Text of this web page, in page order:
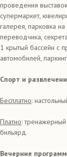
проведения
супермаркет,
галерея, парковка
переводчика,
1 крытый бассейн с
автомобилей,
Спорт и
Бесплатно:
Платно: тренажерный
бильярд.
Вечерние